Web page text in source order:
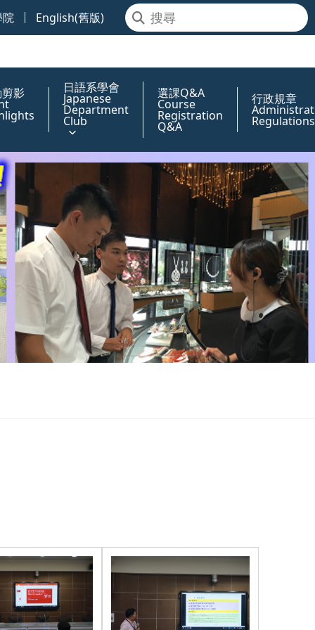
院 English(舊版)
影 日語系學會
Japanese
Department
Club
選課Q&A
Course
Registration
Q&A
行政規章
Regulations